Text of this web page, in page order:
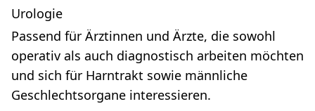
Urologie
Passend für Ärztinnen und Ärzte, die sowohl
operativ als auch diagnostisch arbeiten möchten
und sich für Harntrakt sowie männliche
Geschlechtsorgane interessieren.